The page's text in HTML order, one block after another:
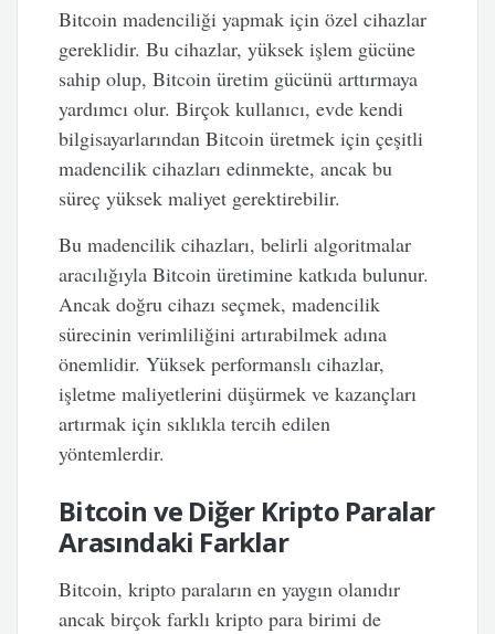
Bitcoin madenciliği yapmak için özel cihazlar
gereklidir. Bu cihazlar, yüksek işlem gücüne
sahip olup, Bitcoin üretim gücünü arttırmaya
yardımcı olur. Birçok kullanıcı, evde kendi
bilgisayarlarından Bitcoin üretmek için çeşitli
madencilik cihazları edinmekte, ancak bu
süreç yüksek maliyet gerektirebilir.
Bu madencilik cihazları, belirli algoritmalar
aracılığıyla Bitcoin üretimine katkıda bulunur.
Ancak doğru cihazı seçmek, madencilik
sürecinin verimliliğini artırabilmek adına
önemlidir. Yüksek performanslı cihazlar,
işletme maliyetlerini düşürmek ve kazançları
artırmak için sıklıkla tercih edilen
yöntemlerdir.
Bitcoin ve Diğer Kripto Paralar
Arasındaki Farklar
Bitcoin, kripto paraların en yaygın olanıdır
ancak birçok farklı kripto para birimi de